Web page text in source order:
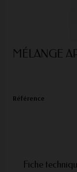
MÉLANGE
Référence
Fiche